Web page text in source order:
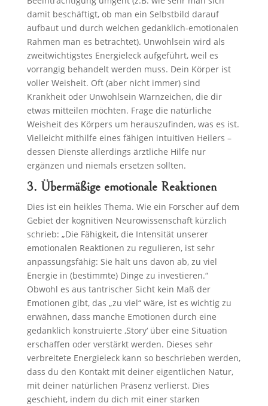
damit beschäftigt, ob man ein Selbstbild darauf
aufbaut und durch welchen gedanklich-emotionalen
Rahmen man es betrachtet). Unwohlsein wird als
zweitwichtigstes Energieleck aufgeführt, weil es
vorrangig behandelt werden muss. Dein Körper ist
voller Weisheit. Oft (aber nicht immer) sind
Krankheit oder Unwohlsein Warnzeichen, die dir
etwas mitteilen möchten. Frage die natürliche
Weisheit des Körpers um herauszufinden, was es ist.
Vielleicht mithilfe eines fähigen intuitiven Heilers –
dessen Dienste allerdings ärztliche Hilfe nur
ergänzen und niemals ersetzen sollten.
3. Übermäßige emotionale Reaktionen
Dies ist ein heikles Thema. Wie ein Forscher auf dem
Gebiet der kognitiven Neurowissenschaft kürzlich
schrieb: „Die Fähigkeit, die Intensität unserer
emotionalen Reaktionen zu regulieren, ist sehr
anpassungsfähig: Sie hält uns davon ab, zu viel
Energie in (bestimmte) Dinge zu investieren.“
Obwohl es aus tantrischer Sicht kein Maß der
Emotionen gibt, das „zu viel“ wäre, ist es wichtig zu
erwähnen, dass manche Emotionen durch eine
gedanklich konstruierte ‚Story‘ über eine Situation
erschaffen oder verstärkt werden. Dieses sehr
verbreitete Energieleck kann so beschrieben werden,
dass du den Kontakt mit deiner eigentlichen Natur,
mit deiner natürlichen Präsenz verlierst. Dies
geschieht, indem du dich mit einer starken